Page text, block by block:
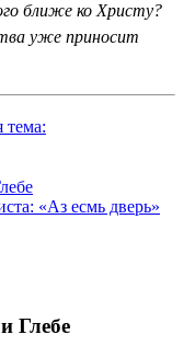
ближе ко Христу?
уже приносит
тема:
«Аз есмь дверь»
Глебе